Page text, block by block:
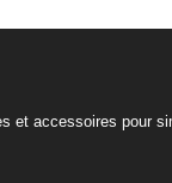
et accessoires pour